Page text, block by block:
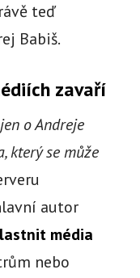
teď
Babiš.
zavaří
o Andreje
který se může
autor
média
nebo